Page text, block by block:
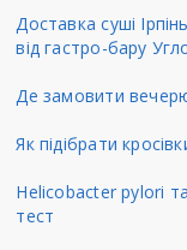
Доставка суші
від гастро-бару
Де замовити
Як підібрати
Helicobacter pylori
тест